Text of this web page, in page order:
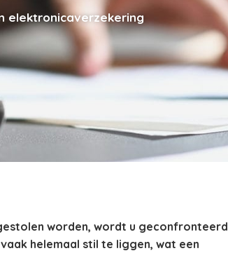
elektronicaverzekering
worden, wordt u geconfronteerd
helemaal stil te liggen, wat een